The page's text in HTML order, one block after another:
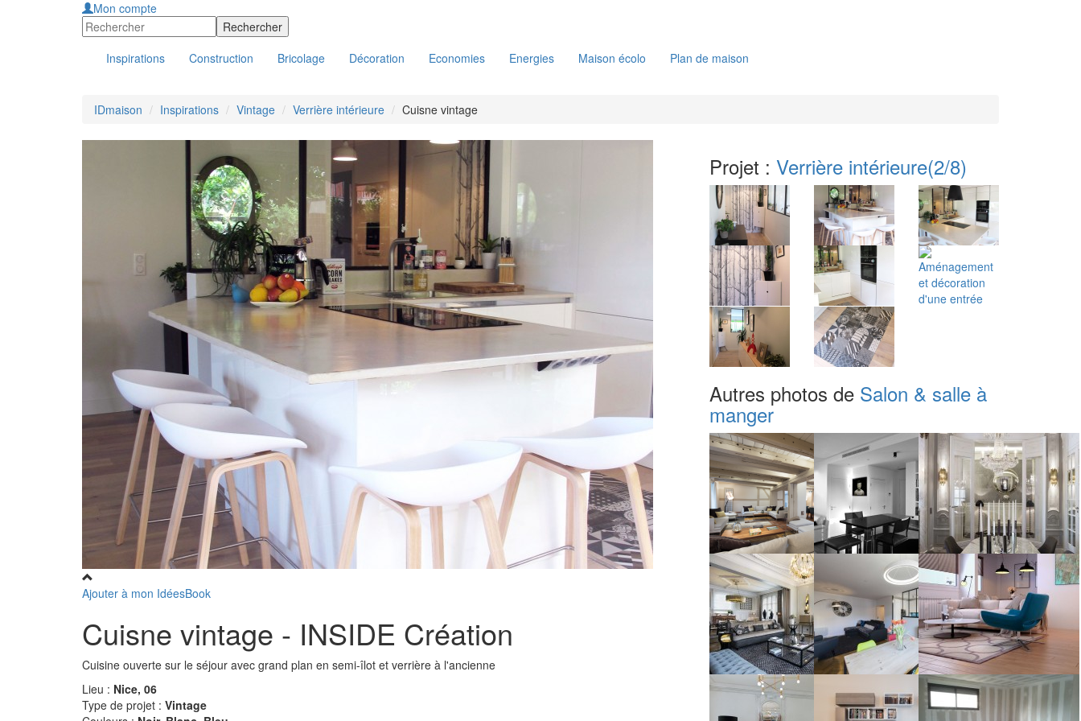
Mon compte
Inspirations Construction Bricolage Décoration Economies Energies Maison écolo Plan de maison
IDmaison Inspirations Vintage Verrière intérieure Cuisne vintage
Ajouter à mon IdéesBook
Cuisne vintage - INSIDE Création
Cuisine ouverte sur le séjour avec grand plan en semi-îlot et verrière à l'ancienne
Lieu : Nice, 06
Type de projet : Vintage
Projet : Verrière intérieure(2/8)
Autres photos de Salon & salle à
manger